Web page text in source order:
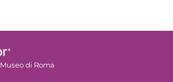
Museo di Roma